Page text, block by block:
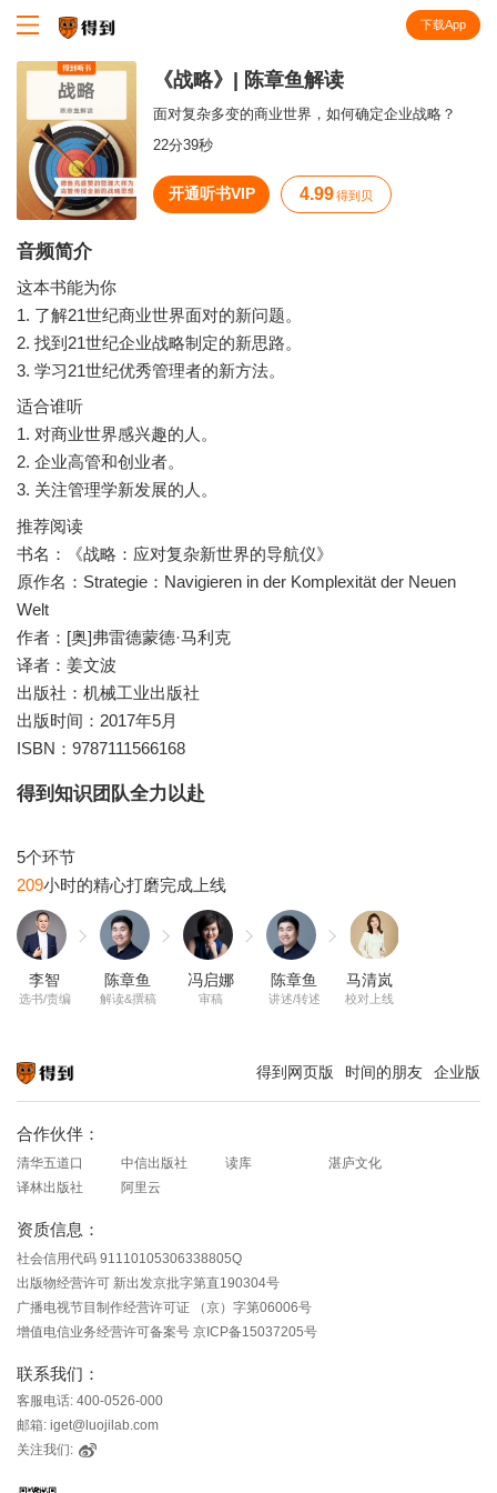
下载App
《战略》| 陈章鱼解读
面对复杂多变的商业世界，如何确定企业战略？
22分39秒
开通听书VIP 4.99 得到贝
音频简介
这本书能为你
1. 了解21世纪商业世界面对的新问题。
2. 找到21世纪企业战略制定的新思路。
适合谁听
1. 对商业世界感兴趣的人。
2. 企业高管和创业者。
推荐阅读
书名：《战略：应对复杂新世界的导航仪》
原作名：Strategie：Navigieren in der Komplexität der Neuen
Welt
作者：[奥]弗雷德蒙德·马利克
译者：姜文波
出版社：机械工业出版社
出版时间：2017年5月
ISBN：9787111566168
得到知识团队全力以赴
209
李智
选书/责编
陈章鱼
解读&撰稿
冯启娜
审稿
陈章鱼
讲述/转述
马清岚
校对上线
得到网页版 时间的朋友 企业版
合作伙伴：
清华五道口 中信出版社 读库
湛庐文化
译林出版社
阿里云
资质信息：
社会信用代码 91110105306338805Q
出版物经营许可 新出发京批字第直190304号
广播电视节目制作经营许可证 （京）字第06006号
增值电信业务经营许可备案号 京ICP备15037205号
联系我们：
客服电话: 400-0526-000
邮箱: iget@luojilab.com
关注我们: